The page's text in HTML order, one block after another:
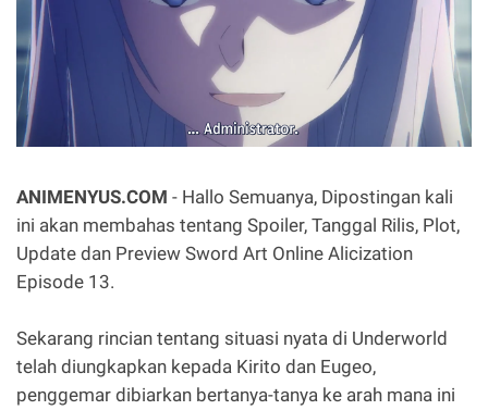
ANIMENYUS.COM - Hallo Semuanya, Dipostingan kali
ini akan membahas tentang Spoiler, Tanggal Rilis, Plot,
Update dan Preview Sword Art Online Alicization
Episode 13.
Sekarang rincian tentang situasi nyata di Underworld
telah diungkapkan kepada Kirito dan Eugeo,
penggemar dibiarkan bertanya-tanya ke arah mana ini